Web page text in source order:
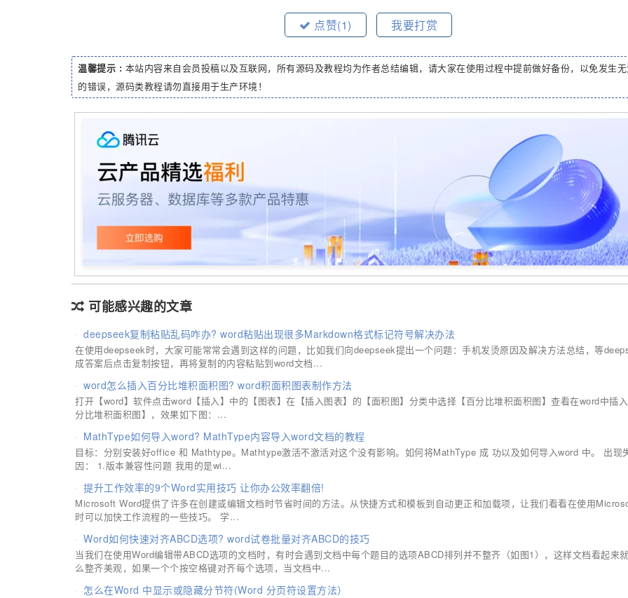
点赞(1) 我要打赏
温馨提示 : 本站内容来自会员投稿以及互联网，所有源码及教程均为作者总结编辑，请大家在使用过程中提前做好备份，以免发生
的错误，源码类教程请勿直接用于生产环境！
可能感兴趣的文章
deepseek复制粘贴乱码咋办? word粘贴出现很多Markdown格式标记符号解决办法
在使用deepseek时，大家可能常常会遇到这样的问题，比如我们向deepseek提出一个问题：手机发烫原因及解决方法总结，等
成答案后点击复制按钮，再将复制的内容粘贴到word文档...
word怎么插入百分比堆积面积图? word积面积图表制作方法
打开【word】软件点击word【插入】中的【图表】在【插入图表】的【面积图】分类中选择【百分比堆积面积图】查看在word中插
分比堆积面积图】，效果如下图：...
MathType如何导入word? MathType内容导入word文档的教程
目标：分别安装好office 和 Mathtype。Mathtype激活不激活对这个没有影响。如何将MathType 成 功以及如何导入word 中。 出现
因： 1.版本兼容性问题 我用的是wi...
提升工作效率的9个Word实用技巧 让你办公效率翻倍!
Microsoft Word提供了许多在创建或编辑文档时节省时间的方法。从快捷方式和模板到自动更正和加载项，让我们看看在使用
时可以加快工作流程的一些技巧。 学...
Word如何快速对齐ABCD选项? word试卷批量对齐ABCD的技巧
当我们在使用Word编辑带ABCD选项的文档时，有时会遇到文档中每个题目的选项ABCD排列并不整齐（如图1），这样文档看起来
么整齐美观，如果一个个按空格键对齐每个选项，当文档中...
怎么在Word 中显示或隐藏分节符(Word 分页符设置方法）